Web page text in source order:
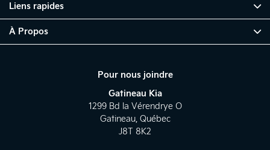
Pour nous joindre
Gatineau Kia
1299 Bd la Vérendrye O
Gatineau, Québec
J8T 8K2
Liens rapides
À Propos